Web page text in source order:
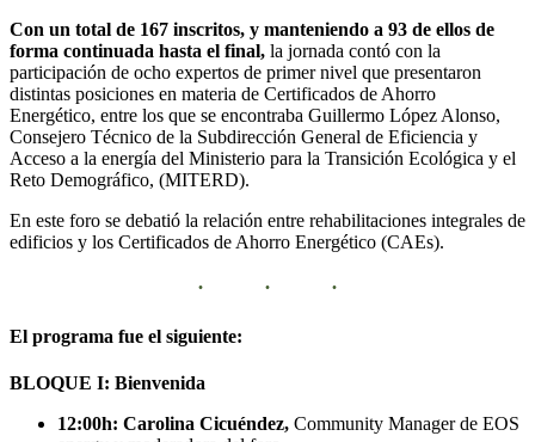
Con un total de 167 inscritos, y manteniendo a 93 de ellos de
forma continuada hasta el final, la jornada contó con la
participación de ocho expertos de primer nivel que presentaron
distintas posiciones en materia de Certificados de Ahorro
Energético, entre los que se encontraba Guillermo López Alonso,
Consejero Técnico de la Subdirección General de Eficiencia y
Acceso a la energía del Ministerio para la Transición Ecológica y el
Reto Demográfico, (MITERD).
En este foro se debatió la relación entre rehabilitaciones integrales de
edificios y los Certificados de Ahorro Energético (CAEs).
El programa fue el siguiente:
BLOQUE I: Bienvenida
12:00h: Carolina Cicuéndez, Community Manager de EOS